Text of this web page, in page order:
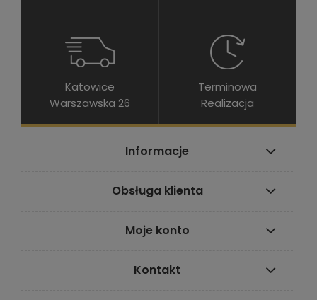
Katowice
Warszawska 26
Terminowa
Realizacja
Informacje
Obsługa klienta
Moje konto
Kontakt